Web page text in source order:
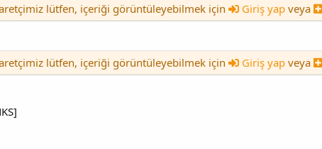
lütfen, içeriği görüntüleyebilmek için Giriş yap veya
lütfen, içeriği görüntüleyebilmek için Giriş yap veya